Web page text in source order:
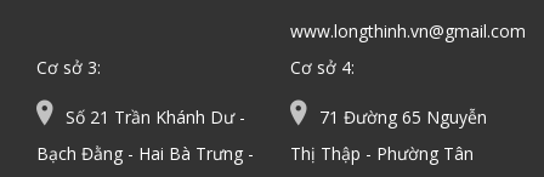
www.longthinh.vn@gmail.com
Cơ sở 3:
Số 21 Trần Khánh Dư -
Bạch Đằng - Hai Bà Trưng -
Cơ sở 4:
71 Đường 65 Nguyễn
Thị Thập - Phường Tân